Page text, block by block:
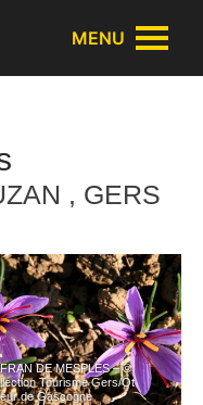
MENU
, GERS
DE MESPLES – ©
Tourisme Gers/Ot
de Gascogne